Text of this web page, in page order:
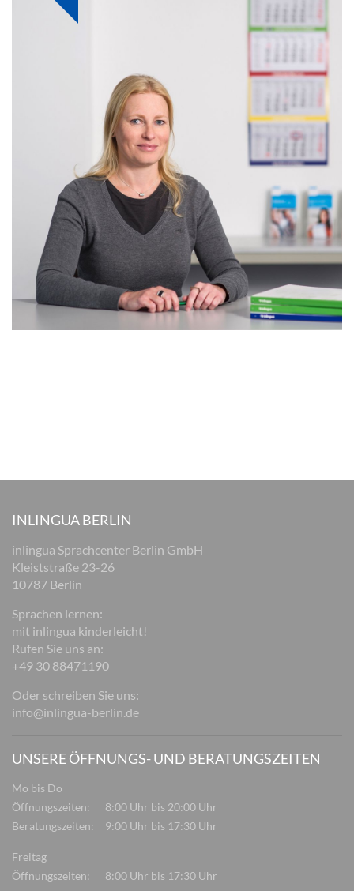
INLINGUA BERLIN
inlingua Sprachcenter Berlin GmbH
Kleiststraße 23-26
10787 Berlin
Sprachen lernen:
mit inlingua kinderleicht!
Rufen Sie uns an:
+49 30 88471190
Oder schreiben Sie uns:
info@inlingua-berlin.de
UNSERE ÖFFNUNGS- UND BERATUNGSZEITEN
Mo bis Do
Öffnungszeiten:
8:00 Uhr bis 20:00 Uhr
Beratungszeiten:
9:00 Uhr bis 17:30 Uhr
Freitag
Öffnungszeiten:
8:00 Uhr bis 17:30 Uhr